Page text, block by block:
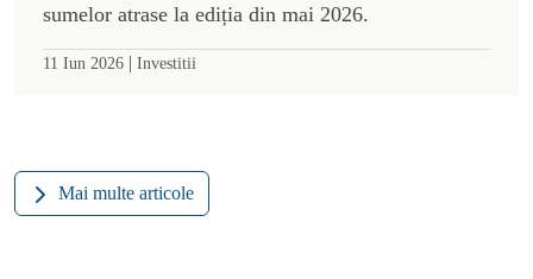
sumelor atrase la ediția din mai 2026.
11 Iun 2026 | Investitii
Mai multe articole